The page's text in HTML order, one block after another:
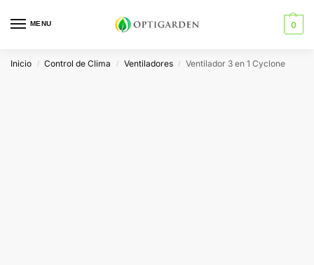
MENU 0
Inicio / Control de Clima / Ventiladores / Ventilador 3 en 1 Cyclone